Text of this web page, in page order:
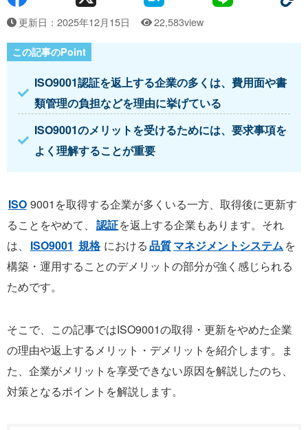
更新日：2025年12月15日 22,583view
ISO9001認証を返上する企業の多くは、費用面や書
類管理の負担などを理由に挙げている
ISO9001のメリットを受けるためには、要求事項を
よく理解することが重要
ISO 9001を取得する企業が多くいる一方、取得後に更新す
ることをやめて、 認証を返上する企業もあります。それ
は、
ISO9001 規格 における品質マネジメントシステムを
構築・運用することのデメリットの部分が強く感じられる
ためです。
そこで、この記事ではISO9001の取得・更新をやめた企業
の理由や返上するメリット・デメリットを紹介します。ま
た、企業がメリットを享受できない原因を解説したのち、
対策となるポイントを解説します。